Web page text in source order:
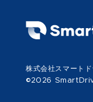
株式会社スマートド
©2026